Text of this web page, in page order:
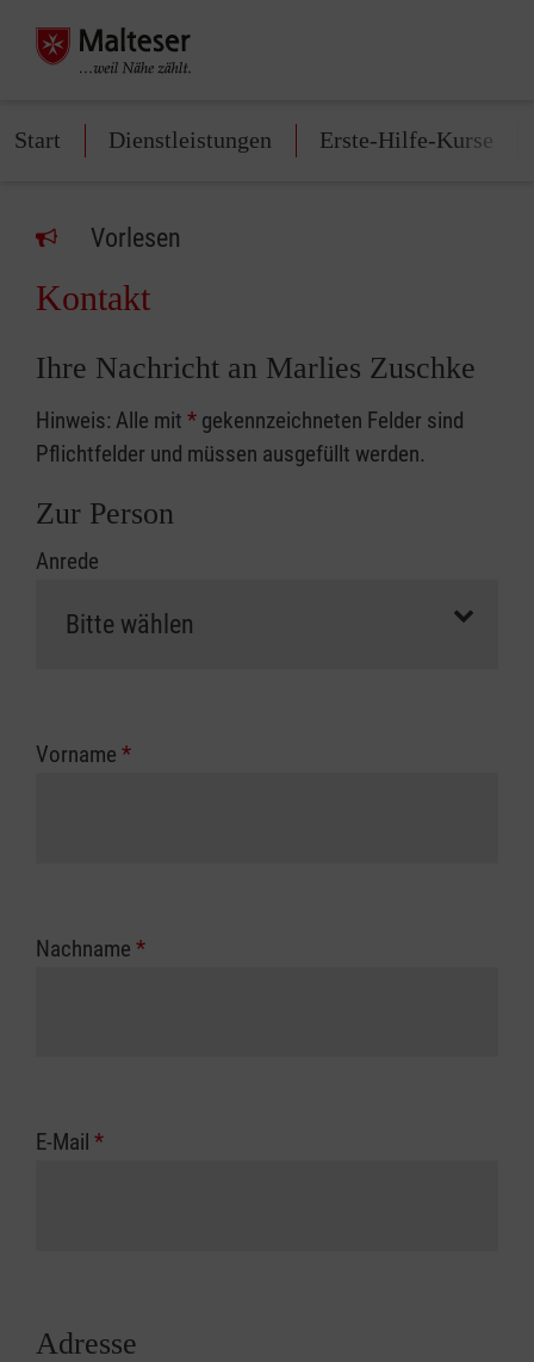
Start Dienstleistungen Erste-Hilfe-Kurse
Vorlesen
Kontakt
Ihre Nachricht an Marlies Zuschke
Hinweis: Alle mit * gekennzeichneten Felder sind
Pflichtfelder und müssen ausgefüllt werden.
Zur Person
Anrede
Vorname *
Nachname *
E-Mail *
Adresse